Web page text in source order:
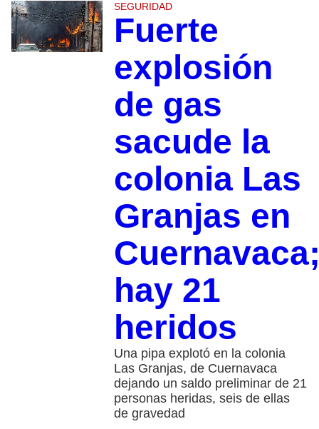
SEGURIDAD
Fuerte
explosión
de gas
sacude la
colonia Las
Granjas en
hay 21
heridos
Una pipa explotó en la colonia
Las Granjas, de Cuernavaca
dejando un saldo preliminar de 21
personas heridas, seis de ellas
de gravedad